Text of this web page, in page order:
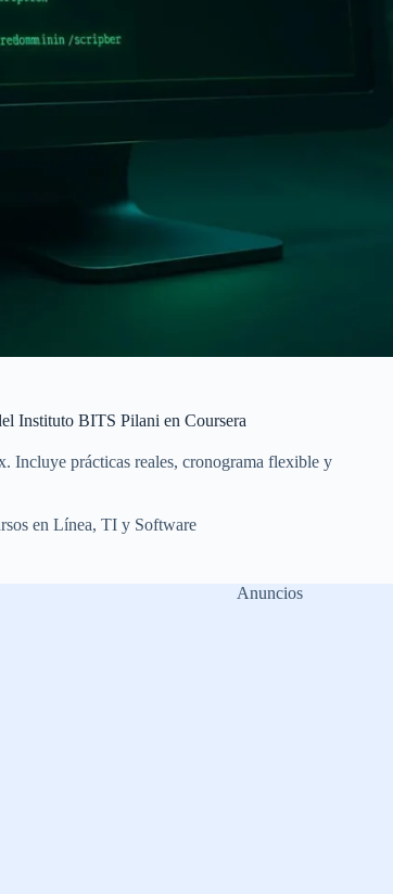
Instituto BITS Pilani en Coursera
Incluye prácticas reales, cronograma flexible y
en Línea, TI y Software
Anuncios